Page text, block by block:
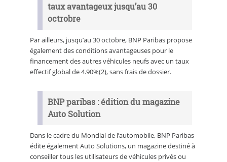
taux avantageux jusqu’au 30
octrobre
Par ailleurs, jusqu’au 30 octobre, BNP Paribas propose
également des conditions avantageuses pour le
financement des autres véhicules neufs avec un taux
effectif global de 4.90%(2), sans frais de dossier.
BNP paribas : édition du magazine
Auto Solution
Dans le cadre du Mondial de l’automobile, BNP Paribas
édite également Auto Solutions, un magazine destiné à
conseiller tous les utilisateurs de véhicules privés ou